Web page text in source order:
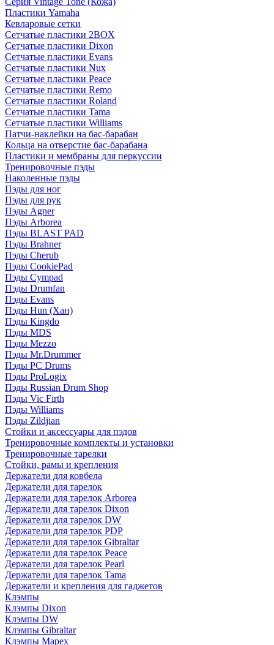
Пластики Yamaha
Кевларовые сетки
Сетчатые пластики 2BOX
Сетчатые пластики Dixon
Сетчатые пластики Evans
Сетчатые пластики Nux
Сетчатые пластики Peace
Сетчатые пластики Remo
Сетчатые пластики Roland
Сетчатые пластики Tama
Сетчатые пластики Williams
Патчи-наклейки на бас-барабан
Кольца на отверстие бас-барабана
Пластики и мембраны для перкуссии
Тренировочные пэды
Наколенные пэды
Пэды для ног
Пэды для рук
Пэды Agner
Пэды Arborea
Пэды BLAST PAD
Пэды Brahner
Пэды Cherub
Пэды CookiePad
Пэды Cympad
Пэды Drumfan
Пэды Evans
Пэды Hun (Хан)
Пэды Kingdo
Пэды MDS
Пэды Mezzo
Пэды Mr.Drummer
Пэды PC Drums
Пэды ProLogix
Пэды Russian Drum Shop
Пэды Vic Firth
Пэды Williams
Пэды Zildjian
Стойки и аксессуары для пэдов
Тренировочные комплекты и установки
Тренировочные тарелки
Стойки, рамы и крепления
Держатели для ковбела
Держатели для тарелок
Держатели для тарелок Arborea
Держатели для тарелок Dixon
Держатели для тарелок DW
Держатели для тарелок PDP
Держатели для тарелок Gibraltar
Держатели для тарелок Peace
Держатели для тарелок Pearl
Держатели для тарелок Tama
Держатели и крепления для гаджетов
Клэмпы
Клэмпы Dixon
Клэмпы DW
Клэмпы Gibraltar
Клэмпы Mapex